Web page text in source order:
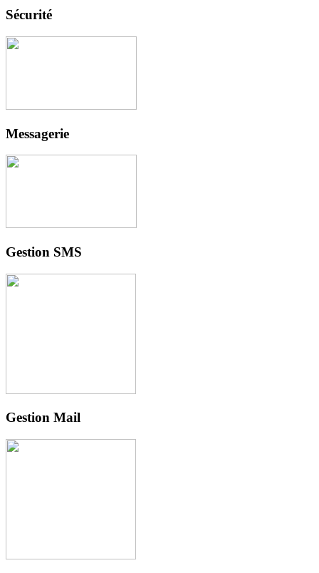
Sécurité
Messagerie
Gestion SMS
Gestion Mail